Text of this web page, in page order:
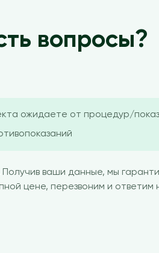
вопросы?
ожидаете от процедур/
ваши данные, мы
цене, перезвоним и